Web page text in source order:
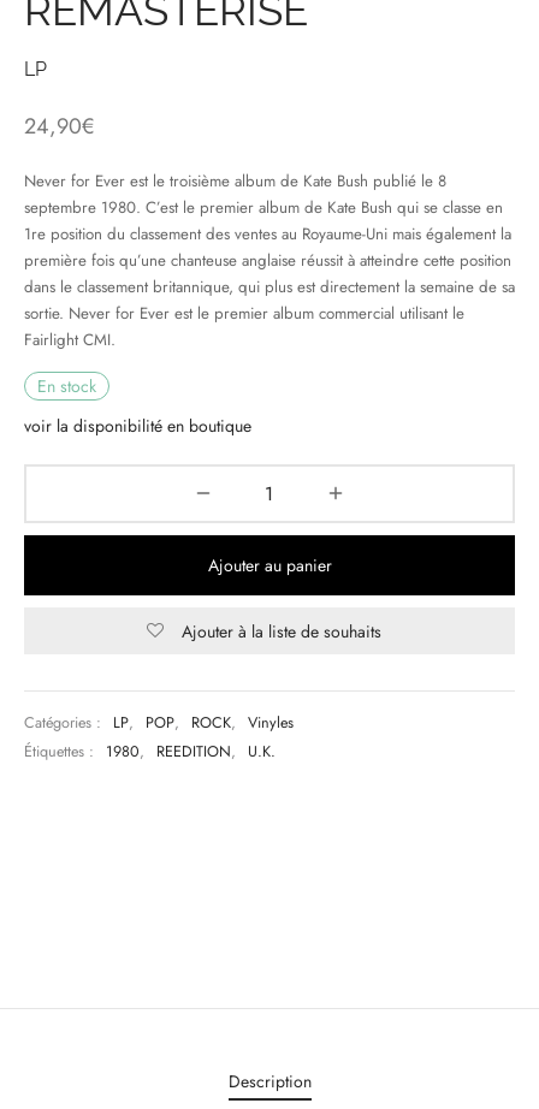
LP
24,90€
Never for Ever est le troisième album de Kate Bush publié le 8
septembre 1980. C’est le premier album de Kate Bush qui se classe en
1re position du classement des ventes au Royaume-Uni mais également la
première fois qu’une chanteuse anglaise réussit à atteindre cette position
dans le classement britannique, qui plus est directement la semaine de sa
sortie. Never for Ever est le premier album commercial utilisant le
Fairlight CMI.
En stock
voir la disponibilité en boutique
Ajouter au panier
Ajouter à la liste de souhaits
Catégories : LP, POP, ROCK,
Vinyles
Étiquettes :
1980, REEDITION, U.K.
Description
DU MONDE
CLASSIQUE